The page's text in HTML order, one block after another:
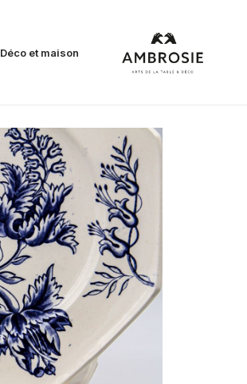
Déco et maison